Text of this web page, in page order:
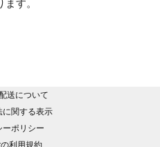
す。
送について
に関する表示
ーポリシー
利用規約